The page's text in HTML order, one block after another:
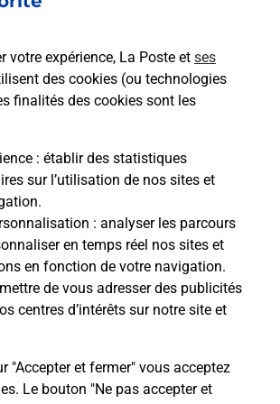
votre expérience, La Poste et ses
des cookies (ou technologies
finalités des cookies sont les
: établir des statistiques
sur l’utilisation de nos sites et
: analyser les parcours
en temps réel nos sites et
en fonction de votre navigation.
de vous adresser des publicités
centres d’intérêts sur notre site et
"Accepter et fermer" vous acceptez
Le bouton "Ne pas accepter et
à apporter le jour de
ou moto ?
les pièces d’identité
le passage de
code de la route auto
NEPH ?
- examen code de la route